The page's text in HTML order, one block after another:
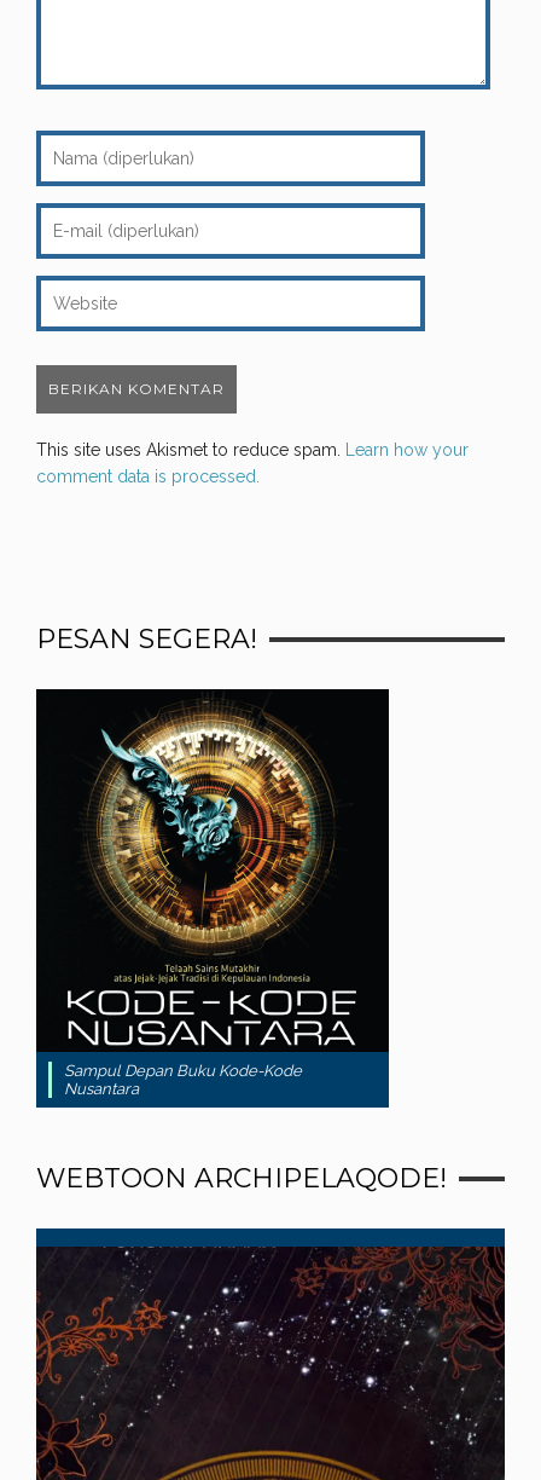
This site uses Akismet to reduce spam.
Learn how your
comment data is processed.
PESAN SEGERA!
Sampul Depan Buku Kode-Kode
Nusantara
WEBTOON ARCHIPELAQODE!